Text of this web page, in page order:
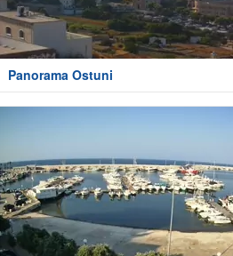
Panorama Ostuni